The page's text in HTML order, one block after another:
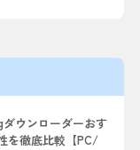
ダウンローダーおす
を徹底比較【PC/